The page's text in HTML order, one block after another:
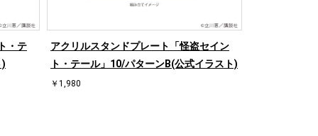
・テ
)
アクリルスタンドプレート「怪盗セイン
ト・テール」10/パターンB(公式イラスト)
￥1,980